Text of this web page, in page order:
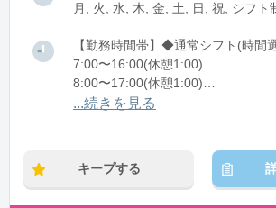
月, 火, 水, 木, 金, 土, 日, 祝, シフト
【勤務時間帯】◆通常シフト(時間
7:00〜16:00(休憩1:00)
8:00〜17:00(休憩1:00)
12:00〜21:00(休憩1:00)
...続きを見る
キープする